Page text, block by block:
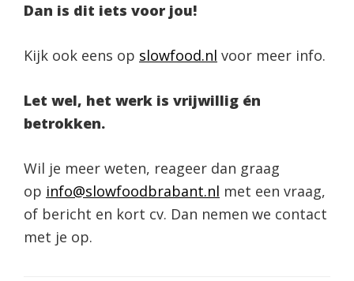
Dan is dit iets voor jou!
Kijk ook eens op slowfood.nl voor meer info.
Let wel, het werk is vrijwillig én
betrokken.
Wil je meer weten, reageer dan graag
op info@slowfoodbrabant.nl met een vraag,
of bericht en kort cv. Dan nemen we contact
met je op.